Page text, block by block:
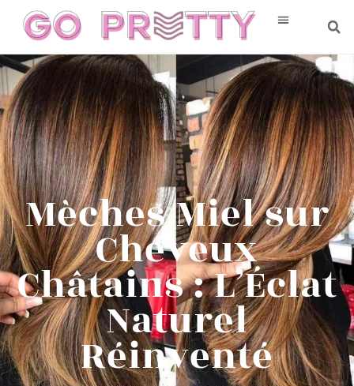
Mèches Miel sur
Cheveux
Châtains : L’Éclat
Naturel
Réinventé